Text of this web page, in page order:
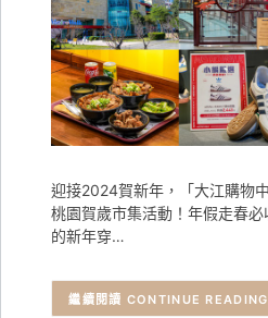
迎接2024賀新年，「大江購物
桃園賀歲市集活動！年假走春
的新年穿…
CONTINUE READING